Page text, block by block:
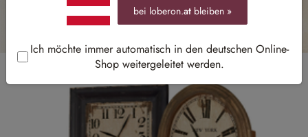
bei loberon.at bleiben »
Ich möchte immer automatisch in den deutschen Online-
Shop weitergeleitet werden.